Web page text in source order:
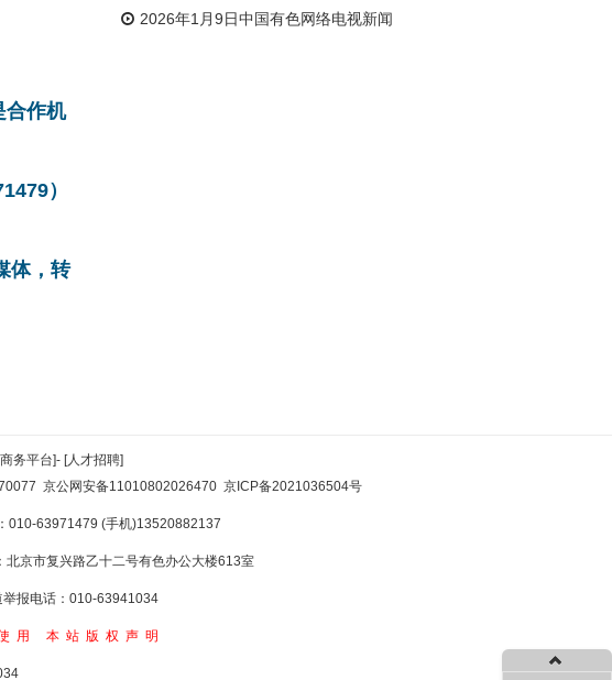
合作机
）
体，转
2026年1月9日中国有色网络电视新闻
务平台]- [人才招聘]
京公网安备11010802026470 京ICP备2021036504号
010-63971479 (手机)13520882137
北京市复兴路乙十二号有色办公大楼613室
报电话：010-63941034
用 本站版权声明